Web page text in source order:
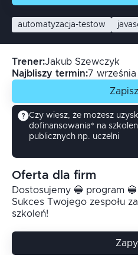
automatyzacja-testow
Trener:Jakub Szewczyk
Najbliszy termin:7
Czy wiesz, że możesz
dofinansowania* na
publicznych np. uczelni
Oferta dla firm
Dostosujemy 🔵 program
Sukces Twojego zespołu
szkoleń!